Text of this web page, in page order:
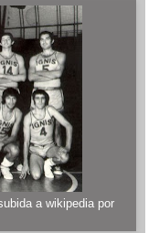
a wikipedia por